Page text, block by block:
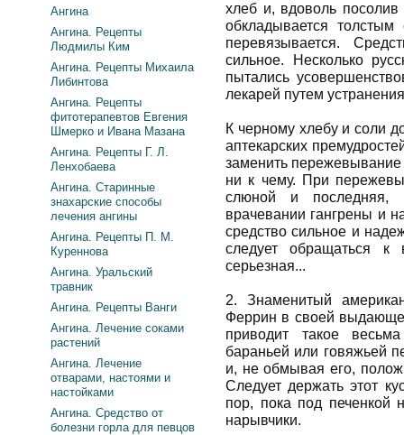
хлеб и, вдоволь
обкладывается
перевязывается.
сильное. Несколько
пытались
лекарей путем
К черному хлебу и соли
аптекарских
заменить
ни к чему. При
слюной и последняя,
врачевании гангрены и
средство сильное и
следует обращаться к
серьезная...
2. Знаменитый
Феррин в своей
приводит такое
бараньей или говяжьей
и, не обмывая его,
Следует держать этот
пор, пока под печенкой
нарывчики.
Ангина
Ангина. Рецепты
Людмилы Ким
Ангина. Рецепты Михаила
Либинтова
Ангина. Рецепты
фитотерапевтов Евгения
Шмерко и Ивана Мазана
Ангина. Рецепты Г. Л.
Ленхобаева
Ангина. Старинные
знахарские способы
лечения ангины
Ангина. Рецепты П. М.
Куреннова
Ангина. Уральский
травник
Ангина. Рецепты Ванги
Ангина. Лечение соками
растений
Ангина. Лечение
отварами, настоями и
настойками
Ангина. Средство от
болезни горла для певцов